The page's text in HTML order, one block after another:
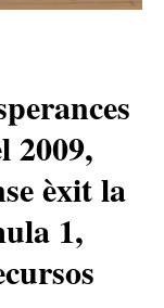
2009,
èxit la
1,